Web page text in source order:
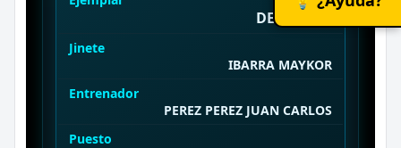
DEEP LOVE
Jinete
IBARRA MAYKOR
Entrenador
PEREZ PEREZ JUAN CARLOS
Puesto